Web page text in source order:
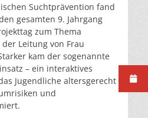
Suchtprävention fand
gesamten 9. Jahrgang
zum Thema
Leitung von Frau
kam der sogenannte
– ein interaktives
Jugendliche altersgerecht
und